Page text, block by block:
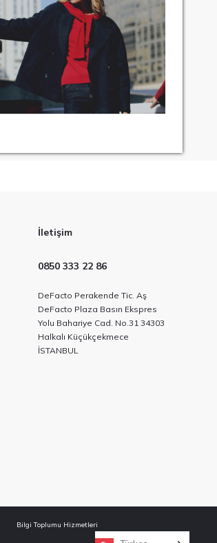
İletişim
0850 333 22 86
DeFacto Perakende Tic. Aş
DeFacto Plaza Basın Ekspres
Yolu Bahariye Cad. No.31 34303
Halkalı Küçükçekmece
İSTANBUL
Bilgi Toplumu Hizmetleri